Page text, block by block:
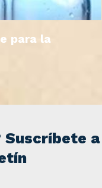
para la
Suscríbete a